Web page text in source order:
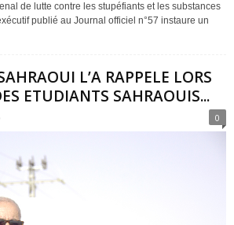
de lutte contre les stupéfiants et les substances
publié au Journal officiel n°57 instaure un
L’A RAPPELE LORS
ETUDIANTS SAHRAOUIS...
0